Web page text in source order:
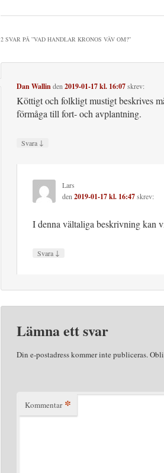
2 SVAR PÅ ”VAD HANDLAR KRONOS VÄV OM?”
Dan Wallinden 2019-01-17 kl. 16:07skrev:
Köttigt och folkligt mustigt beskrives
förmåga till fort- och avplantning.
Svara ↓
Lars
den 2019-01-17 kl. 16:47skrev:
I denna vältaliga beskrivning kan
Svara ↓
Lämna ett svar
Din e-postadress kommer inte publiceras.
Kommentar *